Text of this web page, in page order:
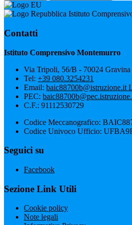
Istituto
Contatti
Istituto Comprensivo Montemurro
Via Tripoli, 56/B - 70024
Tel: +39 080.3254231
Email: baic88700b@istruzione.it
PEC:
C.F.: 91112530729
Codice Meccanografico:
Codice Univoco Ufficio:
Seguici su
Facebook
Sezione Link Utili
Cookie policy
Note legali